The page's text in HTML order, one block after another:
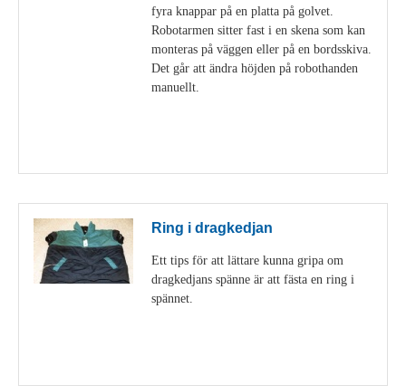
fyra knappar på en platta på golvet.
Robotarmen sitter fast i en skena som kan
monteras på väggen eller på en bordsskiva.
Det går att ändra höjden på robothanden
manuellt.
Ring i dragkedjan
Ett tips för att lättare kunna gripa om
dragkedjans spänne är att fästa en ring i
spännet.